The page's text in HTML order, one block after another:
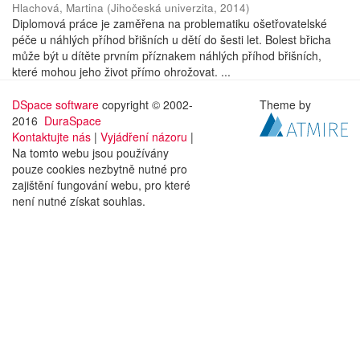
Hlachová, Martina (Jihočeská univerzita, 2014)
Diplomová práce je zaměřena na problematiku ošetřovatelské
péče u náhlých příhod břišních u dětí do šesti let. Bolest břicha
může být u dítěte prvním příznakem náhlých příhod břišních,
které mohou jeho život přímo ohrožovat. ...
DSpace software copyright © 2002-
2016 DuraSpace
Kontaktujte nás | Vyjádření názoru |
Na tomto webu jsou používány
pouze cookies nezbytně nutné pro
zajištění fungování webu, pro které
není nutné získat souhlas.
Theme by